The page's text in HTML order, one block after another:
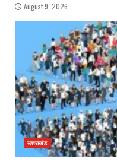
August 9, 2026
उत्तराखंड